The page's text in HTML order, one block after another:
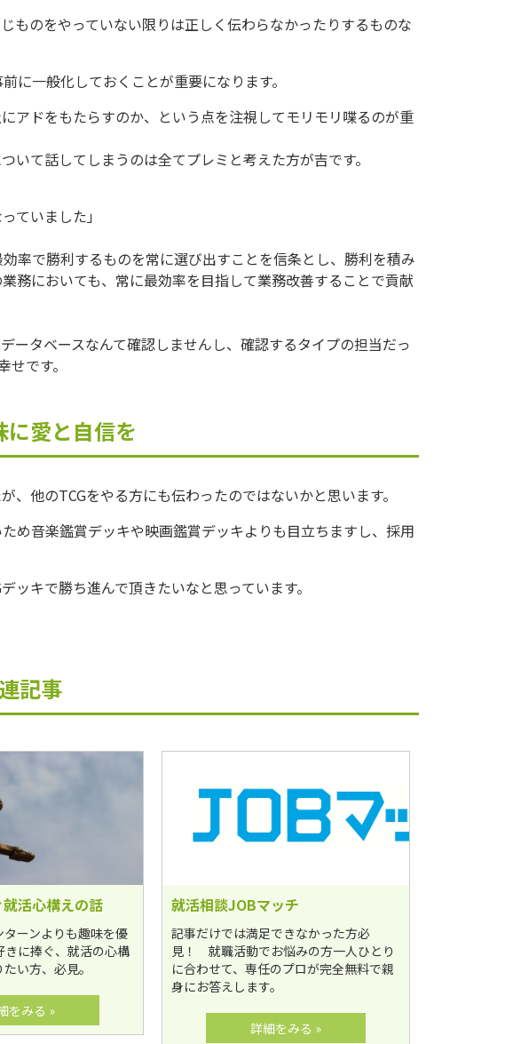
ものをやっていない限りは正しく伝わらなかったりするものな
に一般化しておくことが重要になります。
アドをもたらすのか、という点を注視してモリモリ喋るのが重
いて話してしまうのは全てプレミと考えた方が吉です。
ていました」
率で勝利するものを常に選び出すことを信条とし、勝利を積み
務においても、常に最効率を目指して業務改善することで貢献
ータベースなんて確認しませんし、確認するタイプの担当だっ
です。
に愛と自信を
他のTCGをやる方にも伝わったのではないかと思います。
め音楽鑑賞デッキや映画鑑賞デッキよりも目立ちますし、採用
ッキで勝ち進んで頂きたいなと思っています。
記事
活心構えの話
ーンよりも趣味を優
きに捧ぐ、就活の心構
い方、必見。
をみる »
就活相談JOBマッチ
記事だけでは満足できなかった方必
見！ 就職活動でお悩みの方一人ひとり
に合わせて、専任のプロが完全無料で親
身にお答えします。
詳細をみる »